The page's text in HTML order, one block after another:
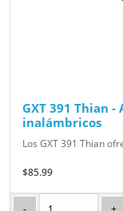
GXT 391 Thian
inalámbricos
Los GXT 391 Thian
$85.99